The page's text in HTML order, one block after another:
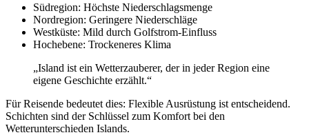
Südregion: Höchste Niederschlagsmenge
Nordregion: Geringere Niederschläge
Westküste: Mild durch Golfstrom-Einfluss
Hochebene: Trockeneres Klima
„Island ist ein Wetterzauberer, der in jeder Region eine
eigene Geschichte erzählt.“
Für Reisende bedeutet dies: Flexible Ausrüstung ist entscheidend.
Schichten sind der Schlüssel zum Komfort bei den
Wetterunterschieden Islands.